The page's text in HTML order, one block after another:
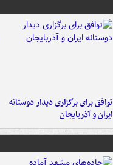
توافق برای برگزاری دیدار دوستانه
ایران و آذربایجان